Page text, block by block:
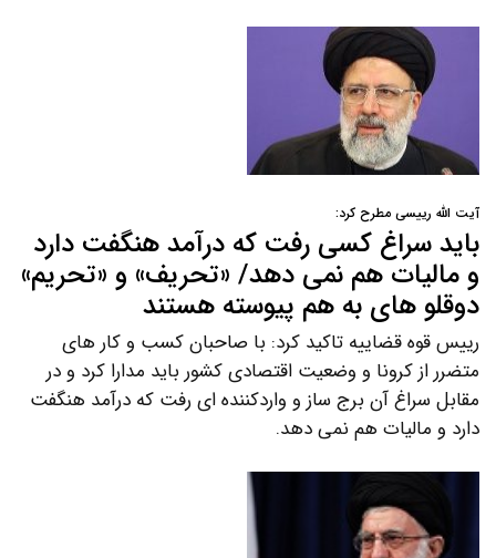
آیت الله رییسی مطرح کرد:
باید سراغ کسی رفت که درآمد هنگفت دارد
و مالیات هم نمی دهد/ «تحریف» و «تحریم»
دوقلو های به هم پیوسته هستند
رییس قوه قضاییه تاکید کرد: با صاحبان کسب و کار های
متضرر از کرونا و وضعیت اقتصادی کشور باید مدارا کرد و در
مقابل سراغ آن برج ساز و واردکننده ای رفت که درآمد هنگفت
دارد و مالیات هم نمی دهد.